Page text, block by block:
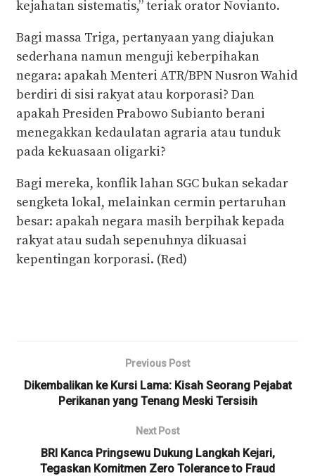
kejahatan sistematis,” teriak orator Novianto.
Bagi massa Triga, pertanyaan yang diajukan
sederhana namun menguji keberpihakan
negara: apakah Menteri ATR/BPN Nusron Wahid
berdiri di sisi rakyat atau korporasi? Dan
apakah Presiden Prabowo Subianto berani
menegakkan kedaulatan agraria atau tunduk
pada kekuasaan oligarki?
Bagi mereka, konflik lahan SGC bukan sekadar
sengketa lokal, melainkan cermin pertaruhan
besar: apakah negara masih berpihak kepada
rakyat atau sudah sepenuhnya dikuasai
kepentingan korporasi. (Red)
Previous Post
Dikembalikan ke Kursi Lama: Kisah Seorang Pejabat
Perikanan yang Tenang Meski Tersisih
Next Post
BRI Kanca Pringsewu Dukung Langkah Kejari,
Tegaskan Komitmen Zero Tolerance to Fraud